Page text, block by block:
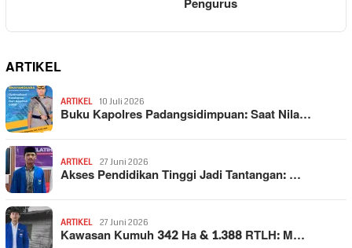
Pengurus
ARTIKEL
ARTIKEL 10 Juli 2026
Buku Kapolres Padangsidimpuan: Saat Nila…
ARTIKEL 27 Juni 2026
Akses Pendidikan Tinggi Jadi Tantangan: …
ARTIKEL 27 Juni 2026
Kawasan Kumuh 342 Ha & 1.388 RTLH: M…